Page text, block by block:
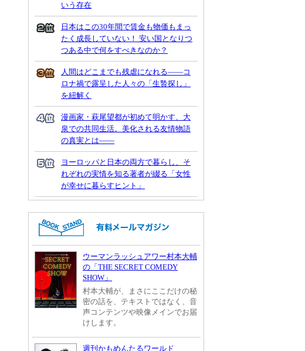
いう存在
日本はこの30年間で賃金も物価もまっ
たく成長していない！ 安い国となりつ
つある中で何をすべきなのか？
人間はどこまでも残虐になれる――コ
ロナ禍で露呈した人々の「生贄探し」
を紐解く
漫画家・萩尾望都が初めて明かす、大
泉での共同生活。美化される友情物語
の真実とは――
ヨーロッパと日本の両方で暮らし、そ
れぞれの実情を知る著者が綴る「女性
が幸せに暮らすヒント」
ウーマンラッシュアワー村本大輔
の「THE SECRET COMEDY
SHOW」
村本大輔が、まさにここだけの秘
密の話を、テキストではなく、音
声コンテンツや映像メインでお届
けします。
週刊かもめんたるワールド